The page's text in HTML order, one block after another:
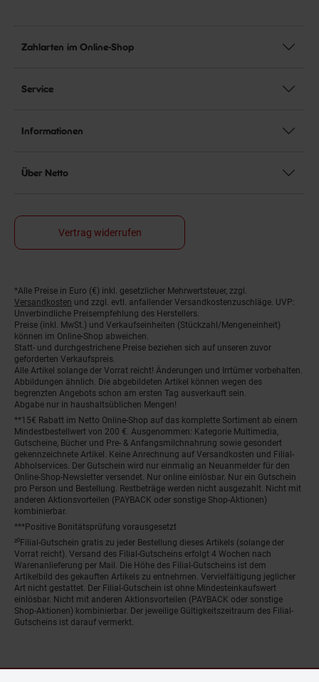
Zahlarten im Online-Shop
Service
Informationen
Über Netto
Vertrag widerrufen
Fußnoten
*Alle Preise in Euro (€) inkl. gesetzlicher Mehrwertsteuer, zzgl.
Versandkosten und zzgl. evtl. anfallender Versandkostenzuschläge. UVP:
Unverbindliche Preisempfehlung des Herstellers.
Preise (inkl. MwSt.) und Verkaufseinheiten (Stückzahl/Mengeneinheit)
können im Online-Shop abweichen.
Statt- und durchgestrichene Preise beziehen sich auf unseren zuvor
geforderten Verkaufspreis.
Alle Artikel solange der Vorrat reicht! Änderungen und Irrtümer vorbehalten.
Abbildungen ähnlich. Die abgebildeten Artikel können wegen des
begrenzten Angebots schon am ersten Tag ausverkauft sein.
Abgabe nur in haushaltsüblichen Mengen!
**15€ Rabatt im Netto Online-Shop auf das komplette Sortiment ab einem
Mindestbestellwert von 200 €. Ausgenommen: Kategorie Multimedia,
Gutscheine, Bücher und Pre- & Anfangsmilchnahrung sowie gesondert
gekennzeichnete Artikel. Keine Anrechnung auf Versandkosten und Filial-
Abholservices. Der Gutschein wird nur einmalig an Neuanmelder für den
Online-Shop-Newsletter versendet. Nur online einlösbar. Nur ein Gutschein
pro Person und Bestellung. Restbeträge werden nicht ausgezahlt. Nicht mit
anderen Aktionsvorteilen (PAYBACK oder sonstige Shop-Aktionen)
kombinierbar.
***Positive Bonitätsprüfung vorausgesetzt
²⁰Filial-Gutschein gratis zu jeder Bestellung dieses Artikels (solange der
Vorrat reicht). Versand des Filial-Gutscheins erfolgt 4 Wochen nach
Warenanlieferung per Mail. Die Höhe des Filial-Gutscheins ist dem
Artikelbild des gekauften Artikels zu entnehmen. Vervielfältigung jeglicher
Art nicht gestattet. Der Filial-Gutschein ist ohne Mindesteinkaufswert
einlösbar. Nicht mit anderen Aktionsvorteilen (PAYBACK oder sonstige
Shop-Aktionen) kombinierbar. Der jeweilige Gültigkeitszeitraum des Filial-
Gutscheins ist darauf vermerkt.